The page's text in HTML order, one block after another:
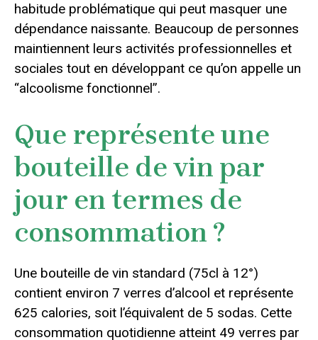
habitude problématique qui peut masquer une
dépendance naissante. Beaucoup de personnes
maintiennent leurs activités professionnelles et
sociales tout en développant ce qu’on appelle un
“alcoolisme fonctionnel”.
Que représente une
bouteille de vin par
jour en termes de
consommation ?
Une bouteille de vin standard (75cl à 12°)
contient environ 7 verres d’alcool et représente
625 calories, soit l’équivalent de 5 sodas. Cette
consommation quotidienne atteint 49 verres par